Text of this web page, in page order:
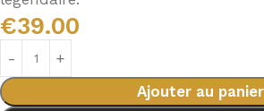
€39.00
Ajouter au panier